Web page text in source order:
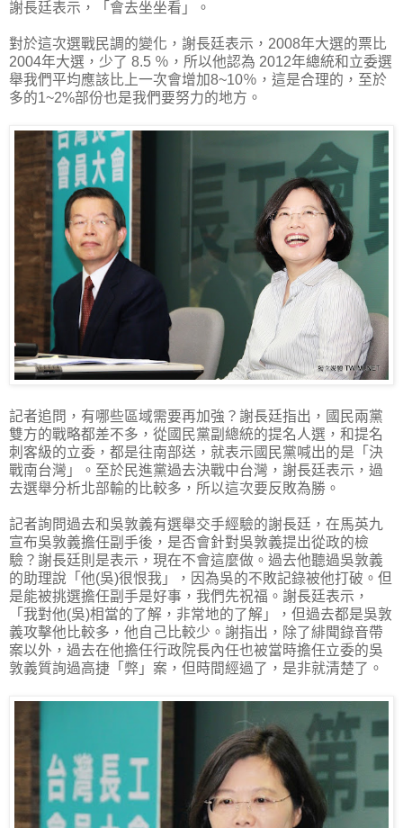
謝長廷表示，「會去坐坐看」。
對於這次選戰民調的變化，謝長廷表示，2008年大選的票比
2004年大選，少了 8.5 ％，所以他認為 2012年總統和立委選
舉我們平均應該比上一次會增加8~10％，這是合理的，至於
多的1~2%部份也是我們要努力的地方。
記者追問，有哪些區域需要再加強？謝長廷指出，國民兩黨
雙方的戰略都差不多，從國民黨副總統的提名人選，和提名
刺客級的立委，都是往南部送，就表示國民黨喊出的是「決
戰南台灣」。至於民進黨過去決戰中台灣，謝長廷表示，過
去選舉分析北部輸的比較多，所以這次要反敗為勝。
記者詢問過去和吳敦義有選舉交手經驗的謝長廷，在馬英九
宣布吳敦義擔任副手後，是否會針對吳敦義提出從政的檢
驗？謝長廷則是表示，現在不會這麼做。過去他聽過吳敦義
的助理說「他(吳)很恨我」，因為吳的不敗記錄被他打破。但
是能被挑選擔任副手是好事，我們先祝福。謝長廷表示，
「我對他(吳)相當的了解，非常地的了解」，但過去都是吳敦
義攻擊他比較多，他自己比較少。謝指出，除了緋聞錄音帶
案以外，過去在他擔任行政院長內任也被當時擔任立委的吳
敦義質詢過高捷「弊」案，但時間經過了，是非就清楚了。